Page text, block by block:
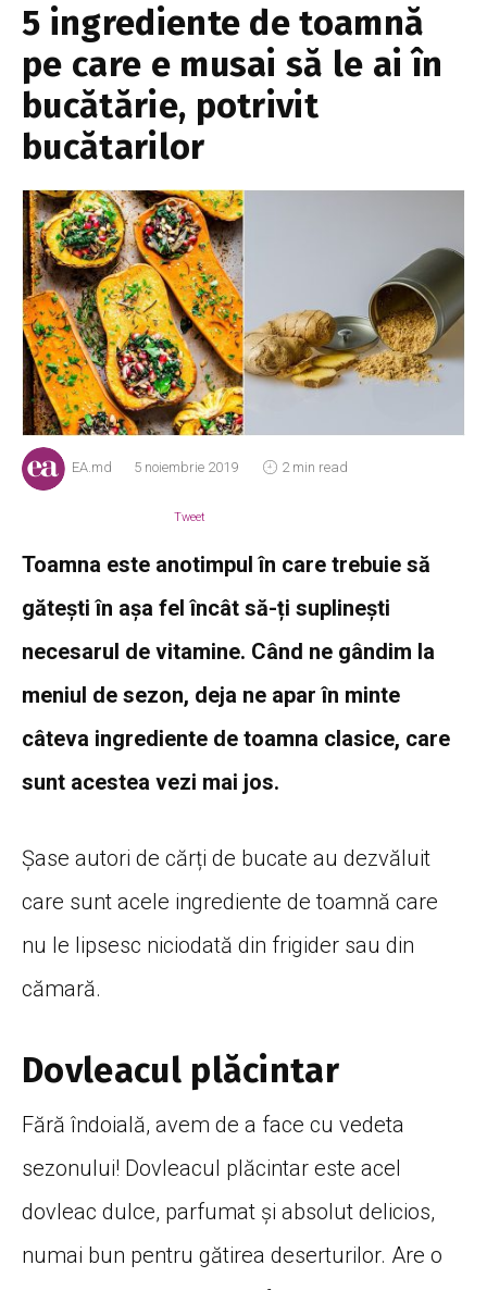
5 ingrediente de toamnă
pe care e musai să le ai în
bucătărie, potrivit
bucătarilor
EA.md 5 noiembrie 2019 2 min read
Tweet
Toamna este anotimpul în care trebuie să
gătești în așa fel încât să-ți suplinești
necesarul de vitamine. Când ne gândim la
meniul de sezon, deja ne apar în minte
câteva ingrediente de toamna clasice, care
sunt acestea vezi mai jos.
Șase autori de cărți de bucate au dezvăluit
care sunt acele ingrediente detoamnă care
nu le lipsesc niciodată din frigider sau din
cămară.
Dovleacul plăcintar
Fără îndoială, avem de a face cu vedeta
sezonului! Dovleacul plăcintar este acel
dovleac dulce, parfumat și absolut delicios,
numai bun pentru gătirea deserturilor. Are o